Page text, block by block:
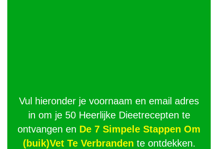
Vul hieronder je voornaam en email adres
in om je 50 Heerlijke Dieetrecepten te
ontvangen en De 7 Simpele Stappen Om
(buik)Vet Te Verbranden te ontdekken.